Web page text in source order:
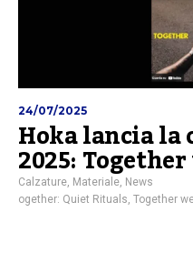
24/07/2025
Hoka lancia la
2025:
Calzature, Materiale, News
ogether: Quiet Rituals, Together